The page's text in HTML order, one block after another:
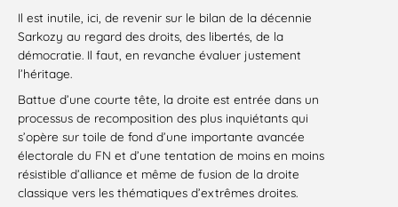
Il est inutile, ici, de revenir sur le bilan de la décennie
Sarkozy au regard des droits, des libertés, de la
démocratie. Il faut, en revanche évaluer justement
l’héritage.
Battue d’une courte tête, la droite est entrée dans un
processus de recomposition des plus inquiétants qui
s’opère sur toile de fond d’une importante avancée
électorale du FN et d’une tentation de moins en moins
résistible d’alliance et même de fusion de la droite
classique vers les thématiques d’extrêmes droites.